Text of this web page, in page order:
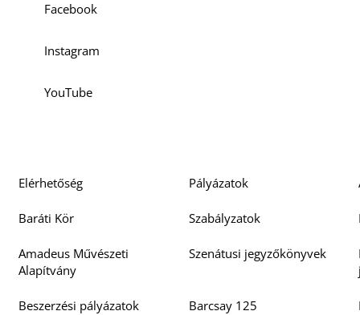
Facebook
Instagram
YouTube
Elérhetőség Pályázatok
Baráti Kör Szabályzatok
Amadeus Művészeti
Alapítvány
Szenátusi jegyzőkönyvek
Beszerzési pályázatok Barcsay 125